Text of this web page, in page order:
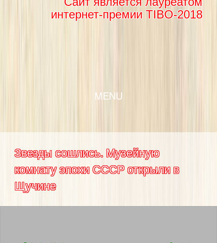
интернет-премии TIBO-2018
MENU
Звезды сошлись. Музейную
комнату эпохи СССР открыли в
Щучине